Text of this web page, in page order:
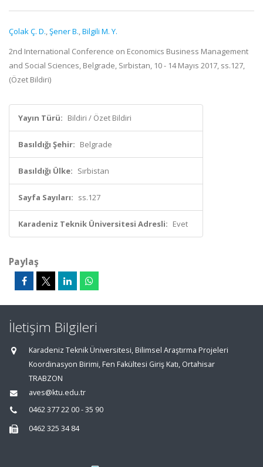
Çolak Ç. D.,Şener B.,Bilgili M. Y.
2nd International Conference on Economics Business Management
and Social Sciences, Belgrade, Sırbistan, 10 - 14 Mayıs 2017, ss.127,
(Özet Bildiri)
Yayın Türü: Bildiri / Özet Bildiri
Basıldığı Şehir: Belgrade
Basıldığı Ülke: Sırbistan
Sayfa Sayıları: ss.127
Karadeniz Teknik Üniversitesi Adresli: Evet
Paylaş
İletişim Bilgileri
Karadeniz Teknik Üniversitesi, Bilimsel Araştırma Projeleri
Koordinasyon Birimi, Fen Fakültesi Giriş Katı, Ortahisar
TRABZON
aves@ktu.edu.tr
0462 377 22 00 - 35 90
0462 325 34 84